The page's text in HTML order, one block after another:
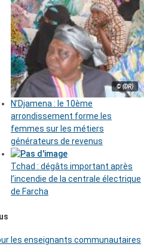
© (DR)
N’Djamena : le 10ème
arrondissement forme les
femmes sur les métiers
générateurs de revenus
Tchad : dégâts important après
l’incendie de la centrale électrique
de Farcha
les enseignants communautaires